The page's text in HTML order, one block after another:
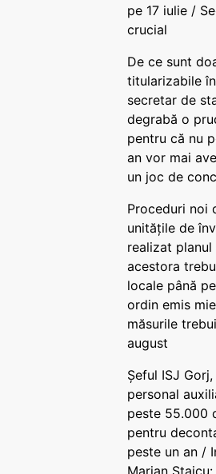
pe 17 iulie /
crucial
De ce sunt
titularizabile
secretar de
degrabă o
pentru că nu
an vor mai
un joc de
Proceduri noi
unitățile de
realizat
acestora
locale până
ordin emis
măsurile
august
Șeful ISJ
personal
peste 55.000
pentru
peste un an /
Marian